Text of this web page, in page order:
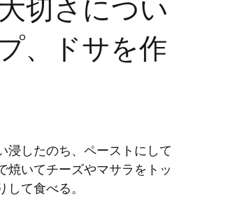
切さについ
、ドサを作
浸したのち、ペーストにして
焼いてチーズやマサラをトッ
て食べる。